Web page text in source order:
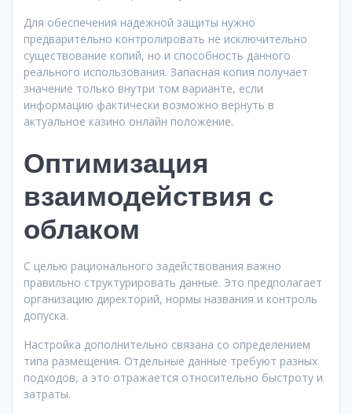
Для обеспечения надежной защиты нужно
предварительно контролировать не исключительно
существование копий, но и способность данного
реального использования. Запасная копия получает
значение только внутри том варианте, если
информацию фактически возможно вернуть в
актуальное казино онлайн положение.
Оптимизация
взаимодействия с
облаком
С целью рационального задействования важно
правильно структурировать данные. Это предполагает
организацию директорий, нормы названия и контроль
допуска.
Настройка дополнительно связана со определением
типа размещения. Отдельные данные требуют разных
подходов, а это отражается относительно быстроту и
затраты.